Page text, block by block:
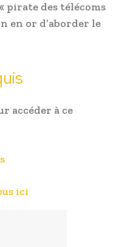
pirate des télécoms
en or d’aborder le
accéder à ce
ici